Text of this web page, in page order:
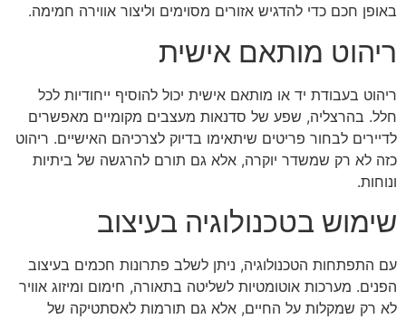
באופן חכם כדי להדגיש אזורים מסוימים וליצור אווירה חמימה.
ריהוט מותאם אישית
ריהוט בעבודת יד או מותאם אישית יכול להוסיף ייחודיות לכל
חלל. בהרצליה, שפע של סדנאות מעצבים מקומיים מאפשרים
לדיירים לבחור פריטים שיתאימו בדיוק לצרכיהם האישיים. ריהוט
כזה לא רק שמשדר יוקרה, אלא גם תורם להרגשה של ביתיות
ונוחות.
שימוש בטכנולוגיה בעיצוב
עם התפתחות הטכנולוגיה, ניתן לשלב פתרונות חכמים בעיצוב
הפנים. מערכות אוטומטיות לשליטה בתאורה, חימום ומיזוג אוויר
לא רק שמקלות על החיים, אלא גם תורמות לאסתטיקה של